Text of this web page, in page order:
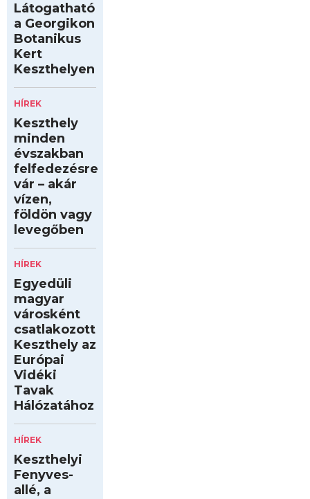
Látogatható
a Georgikon
Botanikus
Kert
Keszthelyen
HÍREK
Keszthely
minden
évszakban
felfedezésre
vár – akár
vízen,
földön vagy
levegőben
HÍREK
Egyedüli
magyar
városként
csatlakozott
Keszthely az
Európai
Vidéki
Tavak
Hálózatához
HÍREK
Keszthelyi
Fenyves-
allé, a